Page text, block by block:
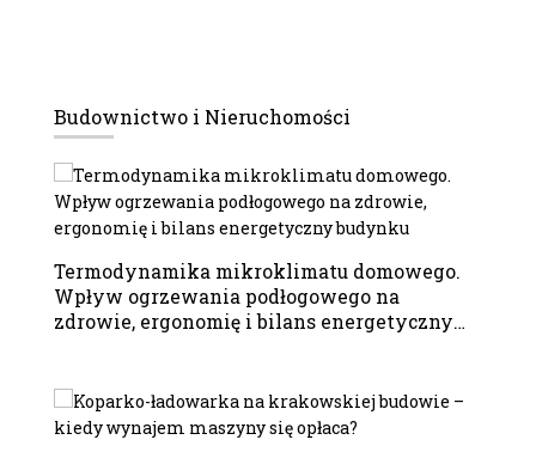
Budownictwo i Nieruchomości
Termodynamika mikroklimatu domowego.
Wpływ ogrzewania podłogowego na
zdrowie, ergonomię i bilans energetyczny